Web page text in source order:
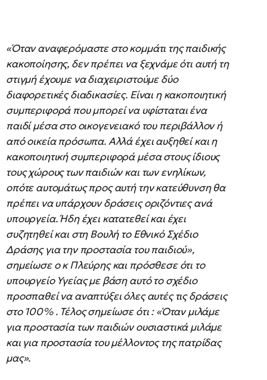
«Όταν αναφερόμαστε στο κομμάτι της παιδικής
κακοποίησης, δεν πρέπει να ξεχνάμε ότι αυτή τη
στιγμή έχουμε να διαχειριστούμε δύο
διαφορετικές διαδικασίες. Είναι η κακοποιητική
συμπεριφορά που μπορεί να υφίσταται ένα
παιδί μέσα στο οικογενειακό του περιβάλλον ή
από οικεία πρόσωπα. Αλλά έχει αυξηθεί και η
κακοποιητική συμπεριφορά μέσα στους ίδιους
τους χώρους των παιδιών και των ενηλίκων,
οπότε αυτομάτως προς αυτή την κατεύθυνση θα
πρέπει να υπάρχουν δράσεις οριζόντιες ανά
υπουργεία. Ήδη έχει κατατεθεί και έχει
συζητηθεί και στη Βουλή το Εθνικό Σχέδιο
Δράσης για την προστασία του παιδιού»,
σημείωσε ο κ Πλεύρης και πρόσθεσε ότι το
υπουργείο Υγείας με βάση αυτό το σχέδιο
προσπαθεί να αναπτύξει όλες αυτές τις δράσεις
στο 100% . Τέλος σημείωσε ότι : «Όταν μιλάμε
για προστασία των παιδιών ουσιαστικά μιλάμε
και για προστασία του μέλλοντος της πατρίδας
μας».